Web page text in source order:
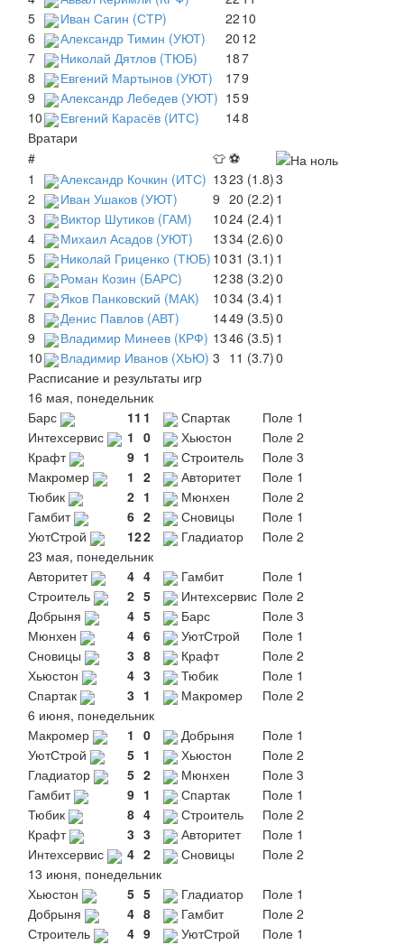
5
Иван Сагин (СТР) 22 10
6
Александр Тимин (УЮТ) 20 12
7
Николай Дятлов (ТЮБ) 187
8
Евгений Мартынов (УЮТ) 179
9
Александр Лебедев (УЮТ) 159
10
Евгений Карасёв (ИТС) 148
Вратари
#
👕 ⚽
1
Александр Кочкин (ИТС) 1323 (1.8)3
2
Иван Ушаков (УЮТ) 9 20 (2.2) 1
3
Виктор Шутиков (ГАМ) 1024 (2.4) 1
4
Михаил Асадов (УЮТ) 1334 (2.6)0
5
Николай Гриценко (ТЮБ) 1031 (3.1) 1
6
Роман Козин (БАРС) 1238 (3.2)0
7
Яков Панковский (МАК) 1034 (3.4) 1
8
Денис Павлов (АВТ) 1449 (3.5)0
9
Владимир Минеев (КРФ) 1346 (3.5) 1
10
Владимир Иванов (ХЬЮ) 3 11 (3.7)0
Расписание и результаты игр
16 мая, понедельник
Барс
11 1 Спартак
Поле 1
Интехсервис
1 0 Хьюстон
Поле 2
Крафт
9 1 Строитель
Поле 3
Макромер
1 2 Авторитет
Поле 1
Тюбик
2 1 Мюнхен
Поле 2
Гамбит
6 2 Сновицы
Поле 1
УютСтрой
122 Гладиатор
Поле 2
23 мая, понедельник
Авторитет
4 4 Гамбит
Поле 1
Строитель
2 5 Интехсервис Поле 2
Добрыня
4 5 Барс
Поле 3
Мюнхен
4 6 УютСтрой
Поле 1
Сновицы
3 8 Крафт
Поле 2
Хьюстон
4 3 Тюбик
Поле 1
Спартак
3 1 Макромер
Поле 2
6 июня, понедельник
Макромер
1 0 Добрыня
Поле 1
УютСтрой
5 1 Хьюстон
Поле 2
Гладиатор
5 2 Мюнхен
Поле 3
Гамбит
9 1 Спартак
Поле 1
Тюбик
8 4 Строитель
Поле 2
Крафт
3 3 Авторитет
Поле 1
Интехсервис
4 2 Сновицы
Поле 2
13 июня, понедельник
Хьюстон
5 5 Гладиатор
Поле 1
Добрыня
4 8 Гамбит
Поле 2
Строитель
4 9 УютСтрой
Поле 1